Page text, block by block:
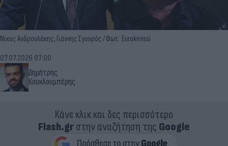
Νίκος Ανδρουλάκης, Γιάννης Σγουρός / Φωτ.: Eurokinissi
Δημήτρης
Κουκλουμπέρης
07.07.2026 07:00
Κάνε κλικ και δες περισσότερο
Flash.grστην αναζήτηση της Google